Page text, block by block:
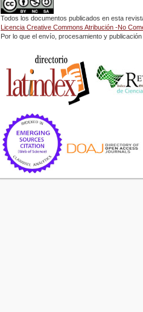
Todos los documentos publicados en esta
Licencia Creative Commons Atribución -No
Por lo que el envío, procesamiento y